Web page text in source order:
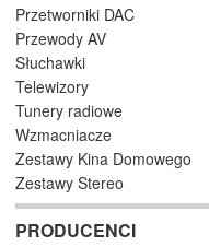
Przetworniki DAC
Przewody AV
Słuchawki
Telewizory
Tunery radiowe
Wzmacniacze
Zestawy Kina Domowego
Zestawy Stereo
PRODUCENCI